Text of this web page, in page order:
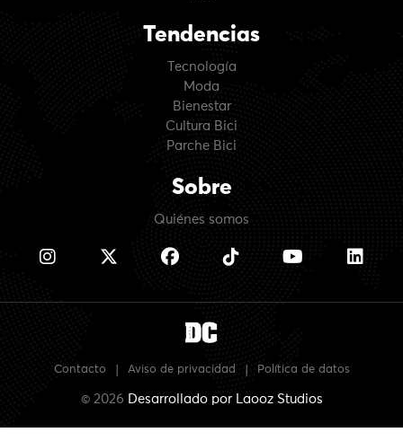
Tendencias
Tecnología
Moda
Bienestar
Cultura Bici
Parche Bici
Sobre
Quiénes somos
Contacto Aviso de privacidad Política de datos
© 2026 Desarrollado por Laooz Studios